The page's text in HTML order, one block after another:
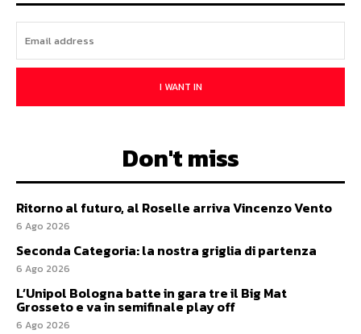
I WANT IN
Don't miss
Ritorno al futuro, al Roselle arriva Vincenzo Vento
6 Ago 2026
Seconda Categoria: la nostra griglia di partenza
6 Ago 2026
L’Unipol Bologna batte in gara tre il Big Mat
Grosseto e va in semifinale play off
6 Ago 2026